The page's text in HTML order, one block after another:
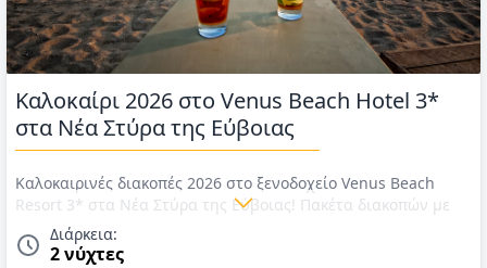
Καλοκαίρι 2026 στο Venus Beach Hotel 3*
στα Νέα Στύρα της Εύβοιας
Καλοκαιρινές διακοπές 2026 στο ξενοδοχείο Venus Beach
Resort 3* στα Νέα Στύρα της Εύβοιας! Πακέτα διακοπών με
πρωινό ή ημιδιατροφή 1ο παιδί έως 12 ετών ΔΩΡΕΑΝ! Τιμές
για Καλοκαίρι 2026
Διάρκεια:
2 νύχτες